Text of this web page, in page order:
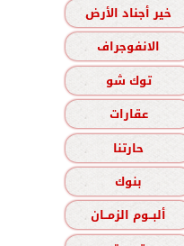
خير أجناد الأرض
الانفوجراف
توك شو
عقارات
حارتنا
بنوك
ألبــوم الزمــان